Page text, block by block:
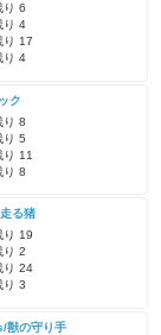
り 6
り 4
り 17
り 4
ク
り 8
り 5
り 11
り 8
る猪
り 19
り 2
り 24
り 3
獣の守り手